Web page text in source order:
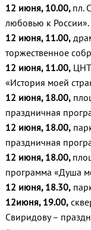
12 июня, 10.00, пл.
любовью к России».
12 июня, 11.00,
торжественное
12 июня, 11.00,ЦНТ
«История моей
12 июня, 18.00,
праздничная
12 июня, 18.00,
праздничная
12 июня, 18.00,
программа «Душа
12 июня, 18.30,
12июня, 19.00,
Свиридову –